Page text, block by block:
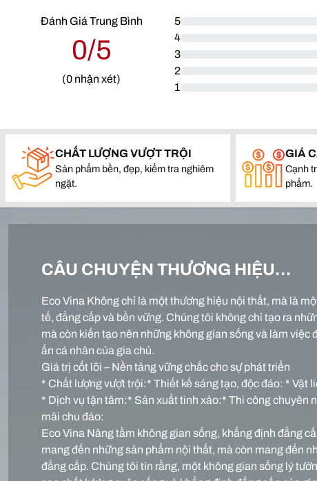
Đánh Giá Trung Bình
0/5
(0 nhận xét)
5
4
3
2
1
CHẤT LƯỢNG VƯỢT TRỘI
Sản phẩm bền, đẹp, kiểm tra nghiêm
ngặt.
GIÁ
Cạnh
phẩm.
CÂU CHUYỆN THƯƠNG HIỆU…
Eco Vina Không chỉ là một thương hiệu nội thất, mà là
tế, đẳng cấp và bền vững. Chúng tôi không chỉ tạo ra
mà còn kiến tạo nên những không gian sống và làm việc
ấn cá nhân của gia chủ.
Giá trị cốt lõi – Nền tảng vững chắc cho sự phát triển
* Chất lượng vượt trội:* Thiết kế sáng tạo, độc đáo: * Vật
* Dịch vụ tận tâm:* Sản xuất tinh xảo:* Thi công chuyên
mãi chu đáo:
Eco Vina Nâng tầm không gian sống, khẳng định đẳng
mang đến những sản phẩm nội thất, mà còn mang đến
đẳng cấp. Chúng tôi tin rằng, một không gian sống lý